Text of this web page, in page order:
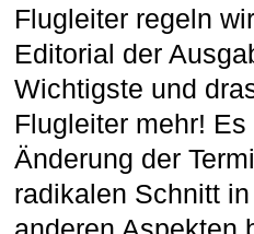
Flugleiter regeln
Editorial der
Wichtigste und
Flugleiter mehr!
Änderung der
radikalen Schnitt